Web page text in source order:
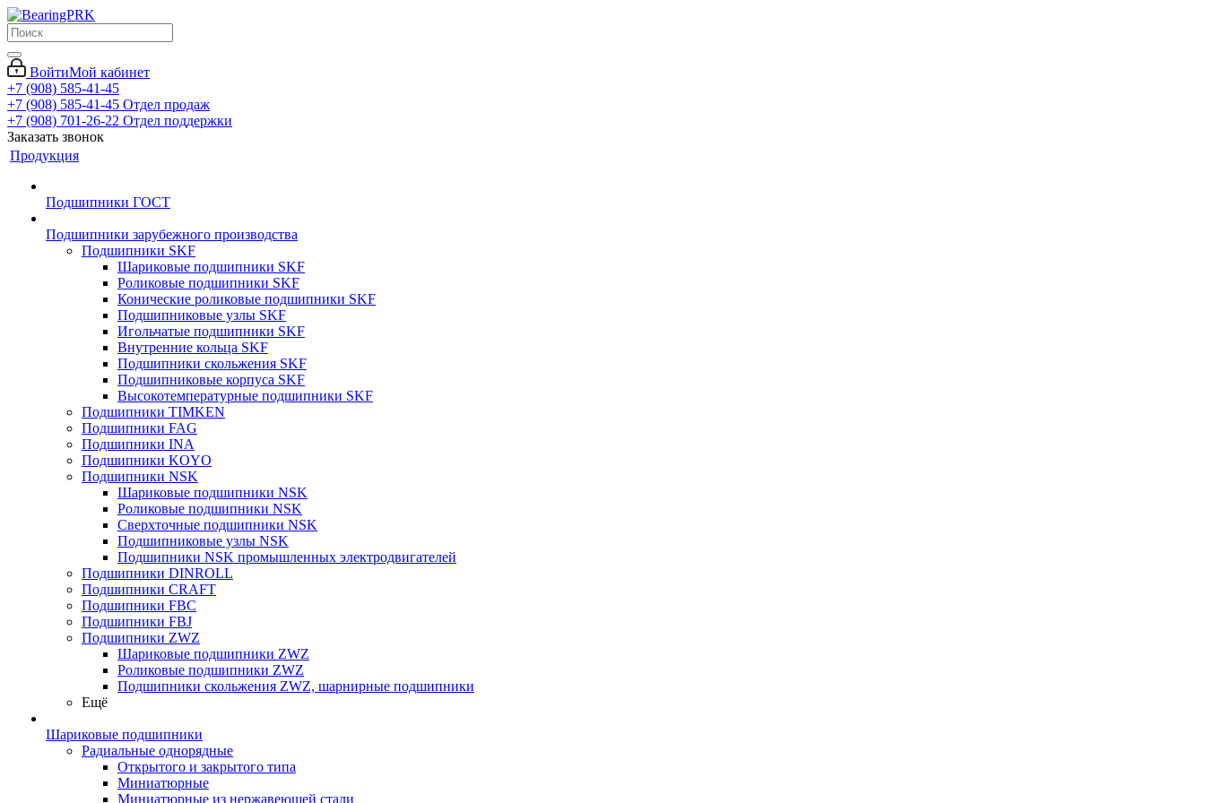
ВойтиМой кабинет
+7 (908) 585-41-45
+7 (908) 585-41-45 Отдел продаж
+7 (908) 701-26-22 Отдел поддержки
Заказать звонок
Продукция
Подшипники ГОСТ
Подшипники зарубежного производства
Подшипники SKF
Шариковые подшипники SKF
Роликовые подшипники SKF
Конические роликовые подшипники SKF
Подшипниковые узлы SKF
Игольчатые подшипники SKF
Внутренние кольца SKF
Подшипники скольжения SKF
Подшипниковые корпуса SKF
Высокотемпературные подшипники SKF
Подшипники TIMKEN
Подшипники FAG
Подшипники INA
Подшипники KOYO
Подшипники NSK
Шариковые подшипники NSK
Роликовые подшипники NSK
Сверхточные подшипники NSK
Подшипниковые узлы NSK
Подшипники NSK промышленных электродвигателей
Подшипники DINROLL
Подшипники CRAFT
Подшипники FBC
Подшипники FBJ
Подшипники ZWZ
Шариковые подшипники ZWZ
Роликовые подшипники ZWZ
Подшипники скольжения ZWZ, шарнирные подшипники
Ещё
Шариковые подшипники
Радиальные однорядные
Открытого и закрытого типа
Миниатюрные
Миниатюрные из нержавеющей стали